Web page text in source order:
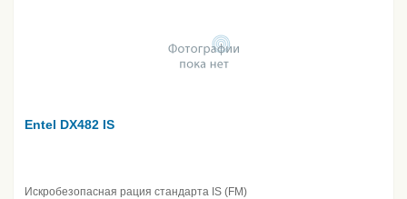
Entel DX482 IS
Искробезопасная рация стандарта IS (FM)